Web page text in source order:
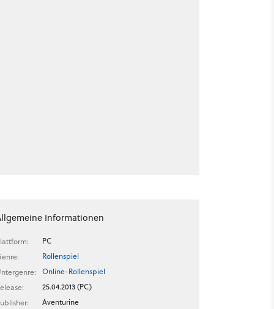
Informationen
PC
Rollenspiel
Online-Rollenspiel
25.04.2013 (PC)
Aventurine